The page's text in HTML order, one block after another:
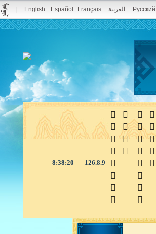
English Español Français العربية Русский
8:38:20 126.8.9

 
